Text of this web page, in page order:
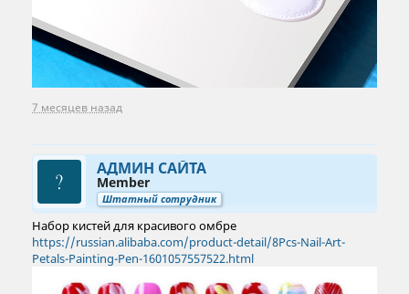
7 месяцев назад
АДМИН САЙТА
Member
Штатный сотрудник
Набор кистей для красивого омбре
https://russian.alibaba.com/product-detail/8Pcs-Nail-Art-
Petals-Painting-Pen-1601057557522.html